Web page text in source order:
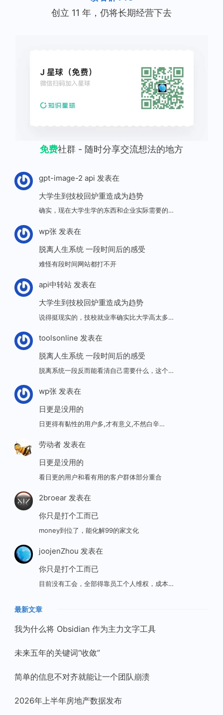
创立 11 年，仍将长期经营下去
免费社群 - 随时分享交流想法的地方
gpt-image-2 api 发表在
大学生到技校回炉重造成为趋势
确实，现在大学生学的东西和企业实际需要的…
wp张发表在
脱离人生系统 一段时间后的感受
难怪有段时间网站都打不开
api中转站发表在
大学生到技校回炉重造成为趋势
说得挺现实的，技校就业率确实比大学高太多…
toolsonline 发表在
脱离人生系统 一段时间后的感受
脱离系统一段反而能看清自己需要什么，这个…
wp张发表在
日更是没用的
日更得有黏性的用户多,才有意义,不然白辛…
劳动者发表在
日更是没用的
看日更的用户和看有用的客户群体部分重合
2broear发表在
你只是打个工而已
money到位了，能化解99的家文化
joojenZhou 发表在
你只是打个工而已
目前没有工会，全部得靠员工个人维权，成本…
最新文章
我为什么将 Obsidian 作为主力文字工具
未来五年的关键词“收敛”
简单的信息不对齐就能让一个团队崩溃
2026年上半年房地产数据发布